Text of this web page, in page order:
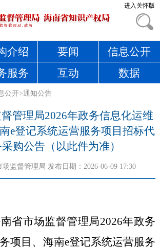
进入关怀版
介绍 要闻
信息公开
服务
互动 数据
公开>通知公告
管理局2026年政务信息化运维
e登记系统运营服务项目招标代
购公告（以此件为准）
场监督管理局 发布日期：2026-06-09 17:30
省市场监督管理局2026年政务
项目 、海南e登记系统运营服务